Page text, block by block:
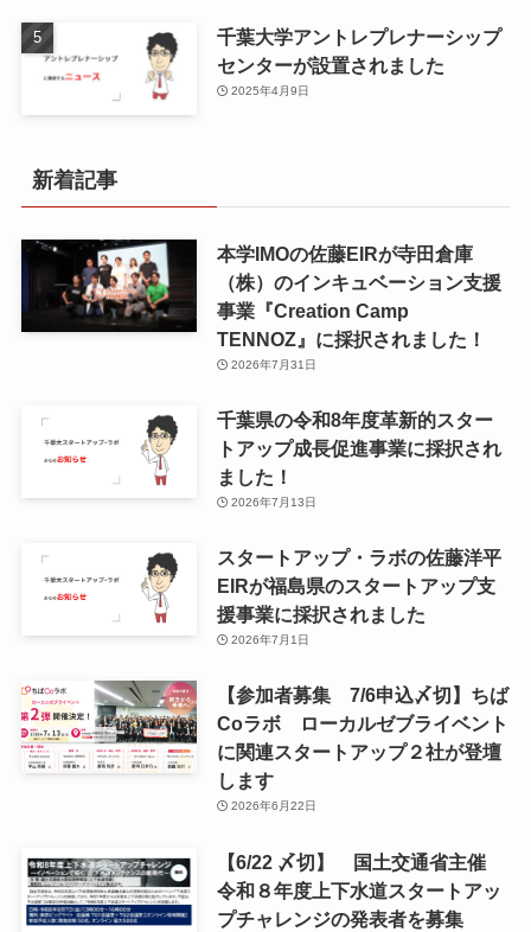
千葉大学アントレプレナーシップ
センターが設置されました
2025年4月9日
新着記事
本学IMOの佐藤EIRが寺田倉庫
（株）のインキュベーション支援
事業『Creation Camp
TENNOZ』に採択されました！
2026年7月31日
千葉県の令和8年度⾰新的スター
トアップ成⻑促進事業に採択され
ました！
2026年7月13日
スタートアップ・ラボの佐藤洋平
EIRが福島県のスタートアップ支
援事業に採択されました
2026年7月1日
【参加者募集 7/6申込〆切】ちば
Coラボ ローカルゼブライベント
に関連スタートアップ２社が登壇
します
2026年6月22日
【6/22 〆切】 国土交通省主催
令和８年度上下水道スタートアッ
プチャレンジの発表者を募集